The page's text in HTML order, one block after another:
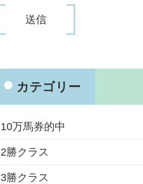
カテゴリー
10万馬券的中
2勝クラス
3勝クラス